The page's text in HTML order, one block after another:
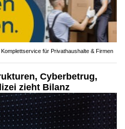
für Privathaushalte & Firmen
Cyberbetrug,
zieht Bilanz